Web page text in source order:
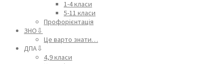
1-4 класи
5-11 класи
Профорієнтація
ЗНО⇩
Це варто знати…
ДПА⇩
4,9 класи